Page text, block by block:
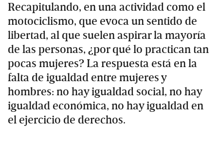
Recapitulando, en una actividad como el
motociclismo, que evoca un sentido de
libertad, al que suelen aspirar la mayoría
de las personas, ¿por qué lo practican tan
pocas mujeres? La respuesta está en la
falta de igualdad entre mujeres y
hombres: no hay igualdad social, no hay
igualdad económica, no hay igualdad en
el ejercicio de derechos.